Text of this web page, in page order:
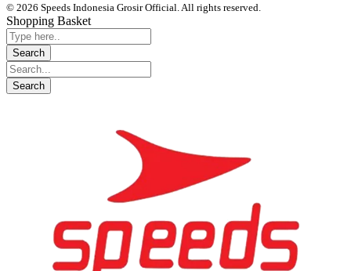
© 2026 Speeds Indonesia Grosir Official. All rights reserved.
Shopping Basket